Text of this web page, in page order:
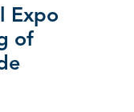
Expo
of